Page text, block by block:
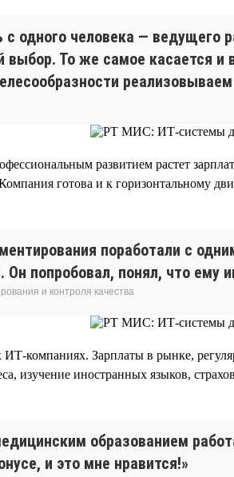
с одного человека —
выбор. То же самое касается
развитием растет
готова и к горизонтальному
поработали с
попробовал, понял, что ему
и контроля качества
компаниях. Зарплаты в рынке,
изучение иностранных языков,
образованием
и это мне нравится!»